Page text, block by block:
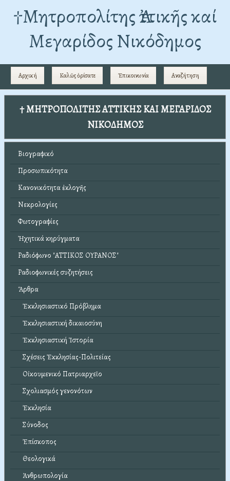
†Mητροπολίτης Ἀττικῆς καί
Μεγαρίδος Νικόδημος
Αρχική Καλῶς ὁρίσατε Ἐπικοινωνία Αναζήτηση
† ΜΗΤΡΟΠΟΛΙΤΗΣ ΑΤΤΙΚΗΣ ΚΑΙ ΜΕΓΑΡΙΔΟΣ
ΝΙΚΟΔΗΜΟΣ
Βιογραφικό
Προσωπικότητα
Κανονικότητα ἐκλογῆς
Νεκρολογίες
Φωτογραφίες
Ἠχητικά κηρύγματα
Ραδιόφωνο "ΑΤΤΙΚΟΣ ΟΥΡΑΝΟΣ"
Ραδιοφωνικές συζητήσεις
Ἄρθρα
Ἐκκλησιαστικό Πρόβλημα
Ἐκκλησιαστική δικαιοσύνη
Ἐκκλησιαστική Ἱστορία
Σχέσεις Ἐκκλησίας-Πολιτείας
Οἰκουμενικό Πατριαρχεῖο
Σχολιασμός γενονότων
Ἐκκλησία
Σύνοδος
Ἐπίσκοπος
Θεολογικά
Ἀνθρωπολογία